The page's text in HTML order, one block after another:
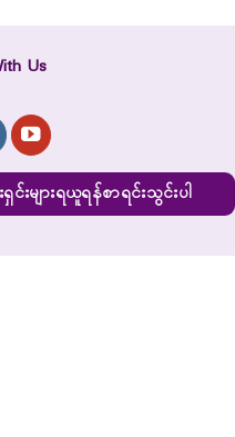
Us
င်းများရယူရန်စာရင်းသွင်းပါ